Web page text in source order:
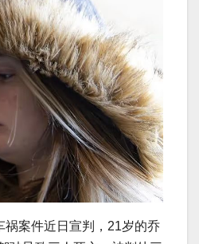
祸案件近日宣判，21岁的乔